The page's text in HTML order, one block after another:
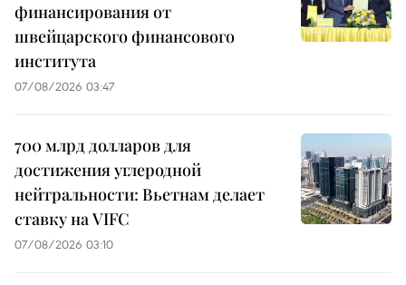
финансирования от
швейцарского финансового
института
07/08/2026 03:47
700 млрд долларов для
достижения углеродной
нейтральности: Вьетнам делает
ставку на VIFC
07/08/2026 03:10